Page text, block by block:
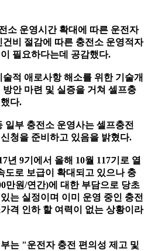
소 운영시간 확대에 따른 운전자
비 절감에 따른 충전소 운영적자
필요하다는데 공감했다.
적 애로사항 해소를 위한 기술개
안 마련 및 실증을 거쳐 셀프충
다.
일부 충전소 운영사는 셀프충전
청을 준비하고 있음을 밝혔다.
년 9기에서 올해 10월 117기로 열
도로 보급이 확대되고 있으나 충
만원/연간)에 대한 부담으로 당초
는 실정이며 이미 운영 중인 충전
격 인하 할 여력이 없는 상황이라
는 "운전자 충전 편의성 제고 및